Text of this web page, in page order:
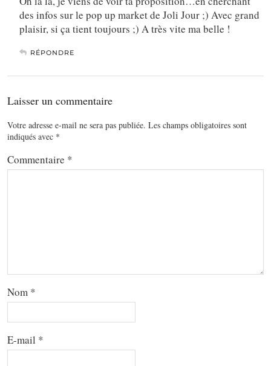
des infos sur le pop up market de Joli Jour ;) Avec grand
plaisir, si ça tient toujours ;) A très vite ma belle !
RÉPONDRE
Laisser un commentaire
Votre adresse e-mail ne sera pas publiée. Les champs obligatoires sont
indiqués avec *
Commentaire *
Nom *
E-mail *